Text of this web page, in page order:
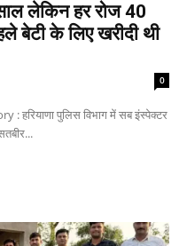
लेकिन हर रोज 40
बेटी के लिए खरीदी थी
0
हरियाणा पुलिस विभाग में सब इंस्पेक्टर